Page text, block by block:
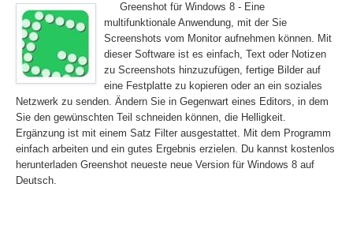
Greenshot für Windows 8 - Eine
multifunktionale Anwendung, mit der Sie
Screenshots vom Monitor aufnehmen können. Mit
dieser Software ist es einfach, Text oder Notizen
zu Screenshots hinzuzufügen, fertige Bilder auf
eine Festplatte zu kopieren oder an ein soziales
Netzwerk zu senden. Ändern Sie in Gegenwart eines Editors, in dem
Sie den gewünschten Teil schneiden können, die Helligkeit.
Ergänzung ist mit einem Satz Filter ausgestattet. Mit dem Programm
einfach arbeiten und ein gutes Ergebnis erzielen. Du kannst kostenlos
herunterladen Greenshot neueste neue Version für Windows 8 auf
Deutsch.